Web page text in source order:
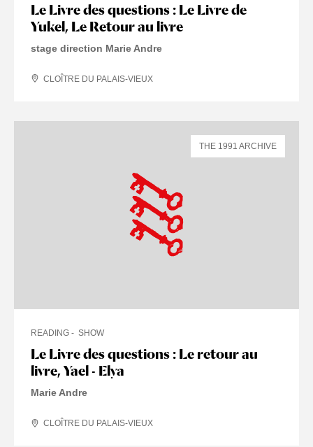
Le Livre des questions : Le Livre de
Yukel, Le Retour au livre
stage direction Marie Andre
CLOÎTRE DU PALAIS-VIEUX
Le Livre des questions : Le retour au
livre, Yael - Elya
READING SHOW
Marie Andre
CLOÎTRE DU PALAIS-VIEUX
THE 1991 ARCHIVE